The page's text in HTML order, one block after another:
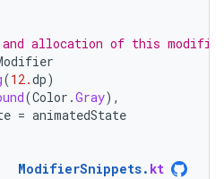
allocation of this
(12.dp)
(Color .Gray),
= animatedState
ModifierSnippets. kt